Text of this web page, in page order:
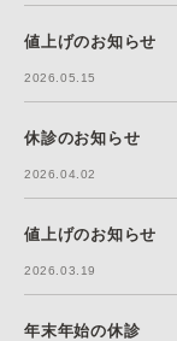
値上げのお知らせ
2026.05.15
休診のお知らせ
2026.04.02
値上げのお知らせ
2026.03.19
年末年始の休診